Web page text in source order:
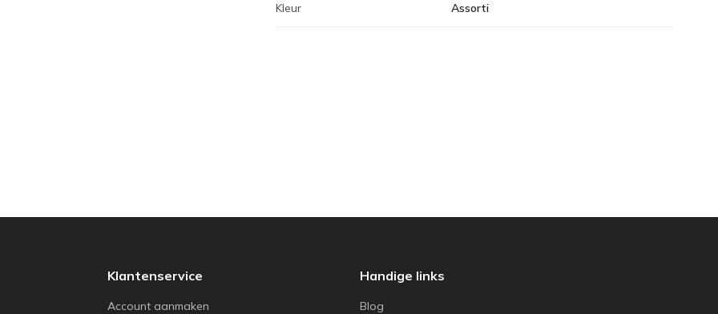
Kleur Assorti
Klantenservice
Account aanmaken
Handige links
Blog